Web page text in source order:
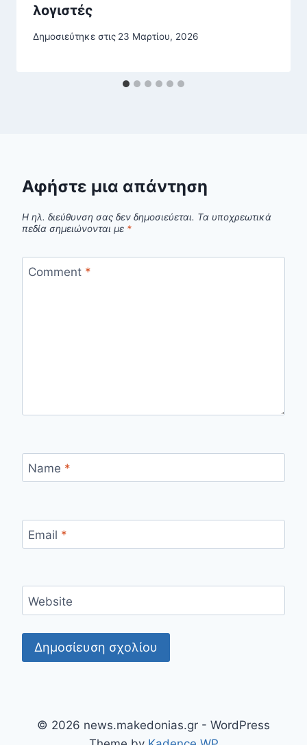
λογιστές
Δημοσιεύτηκε στις 23 Μαρτίου, 2026
Αφήστε μια απάντηση
Η ηλ. διεύθυνση σας δεν δημοσιεύεται. Τα υποχρεωτικά
πεδία σημειώνονται με *
Comment *
Name *
Email *
Website
© 2026 news.makedonias.gr - WordPress